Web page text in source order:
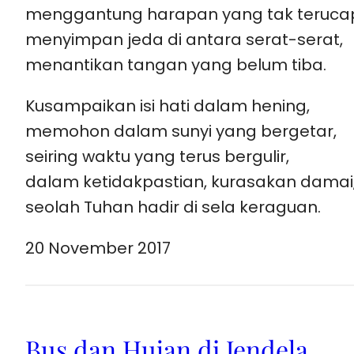
menggantung harapan yang tak
menyimpan jeda di antara serat-serat,
menantikan tangan yang belum tiba.
Kusampaikan isi hati dalam hening,
memohon dalam sunyi yang bergetar,
seiring waktu yang terus bergulir,
dalam ketidakpastian, kurasakan
seolah Tuhan hadir di sela keraguan.
20 November 2017